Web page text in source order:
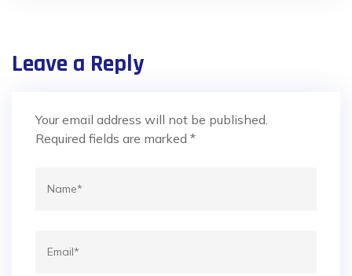
Leave a Reply
Your email address will not be published.
Required fields are marked *